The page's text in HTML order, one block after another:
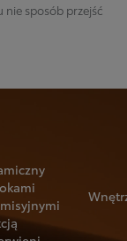
sposób przejść